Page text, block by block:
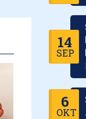
14
SEP
6
OKT